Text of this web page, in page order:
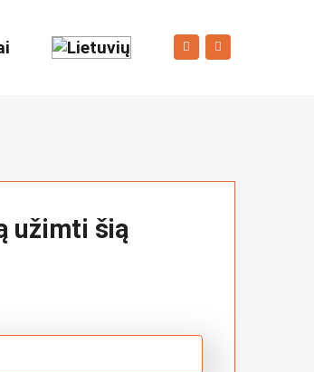
užimti šią